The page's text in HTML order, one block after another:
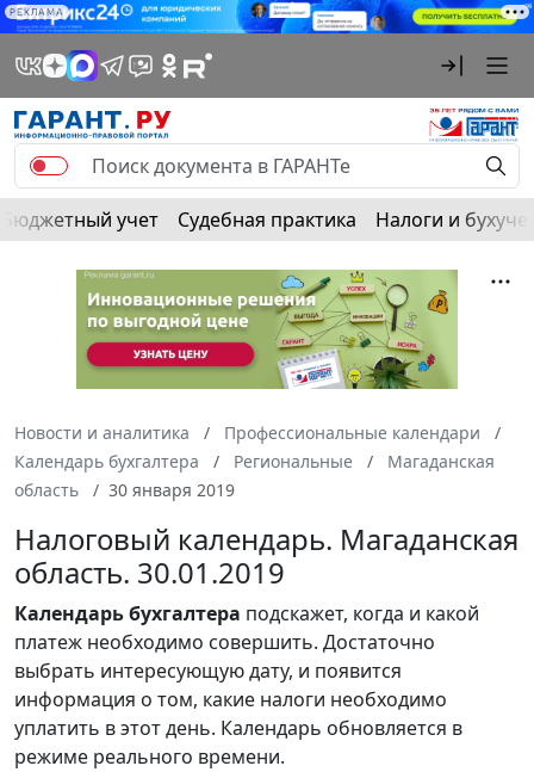
РЕКЛАМА
Бюджетный учет Судебная практика Налоги и
Новости и аналитика
Профессиональные календари
Календарь бухгалтера
Региональные
Магаданская
область
30 января 2019
Налоговый календарь. Магаданская
область. 30.01.2019
Календарьбухгалтера подскажет, когда и какой
платеж необходимо совершить. Достаточно
выбрать интересующую дату, и появится
информация о том, какие налоги необходимо
уплатить в этот день. Календарь обновляется в
режиме реального времени.